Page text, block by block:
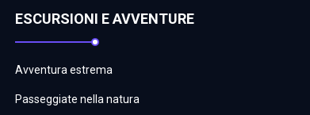
ESCURSIONI E AVVENTURE
Avventura estrema
Passeggiate nella natura